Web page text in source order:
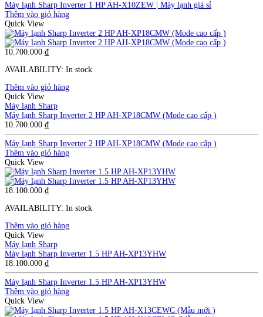
Máy lạnh Sharp Inverter 1 HP AH-X10ZEW | Máy lạnh giá sỉ
Thêm vào giỏ hàng
Quick View
10.700.000 ₫
AVAILABILITY: In stock
Thêm vào giỏ hàng
Quick View
Máy lạnh Sharp
Máy lạnh Sharp Inverter 2 HP AH-XP18CMW (Mode cao cấp )
10.700.000 ₫
Máy lạnh Sharp Inverter 2 HP AH-XP18CMW (Mode cao cấp )
Thêm vào giỏ hàng
Quick View
18.100.000 ₫
AVAILABILITY: In stock
Thêm vào giỏ hàng
Quick View
Máy lạnh Sharp
Máy lạnh Sharp Inverter 1.5 HP AH-XP13YHW
18.100.000 ₫
Máy lạnh Sharp Inverter 1.5 HP AH-XP13YHW
Thêm vào giỏ hàng
Quick View